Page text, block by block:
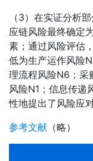
（3）在实证分析
应链风险最终确定
素；通过风险评估
低为生产运作风险
理流程风险N6；采
风险N1；信息传递
性地提出了风险应
参考文献 （略）